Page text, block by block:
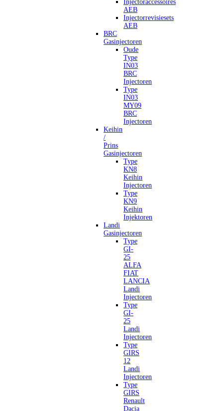
Injectoraccessoires
AEB
Injectorrevisiesets
AEB
BRC
Gasinjectoren
Oude
Type
IN03
BRC
Injectoren
Type
IN03
MY09
BRC
Injectoren
Keihin
/
Prins
Gasinjectoren
Type
KN8
Keihin
Injectoren
Type
KN9
Keihin
Injektoren
Landi
Gasinjectoren
Type
GI-
25
ALFA
FIAT
LANCIA
Landi
Injectoren
Type
GI-
25
Landi
Injectoren
Type
GIRS
12
Landi
Injectoren
Type
GIRS
Renault
Dacia